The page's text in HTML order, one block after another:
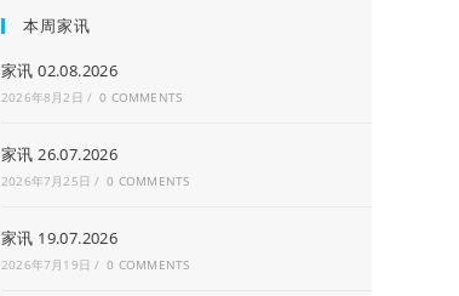
本周家讯
家讯 02.08.2026
2026年8月2日 / 0 COMMENTS
家讯 26.07.2026
2026年7月25日 / 0 COMMENTS
家讯 19.07.2026
2026年7月19日 / 0 COMMENTS